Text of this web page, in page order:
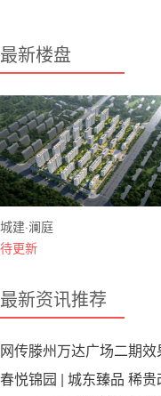
最新楼盘
城建·澜庭
待更新
最新资讯推荐
网传滕州万达广场二期
春悦锦园 | 城东臻品 稀